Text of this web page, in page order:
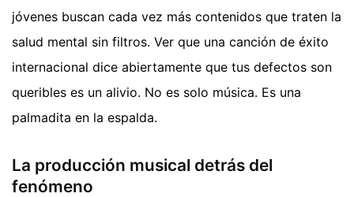
jóvenes buscan cada vez más contenidos que traten la
salud mental sin filtros. Ver que una canción de éxito
internacional dice abiertamente que tus defectos son
queribles es un alivio. No es solo música. Es una
palmadita en la espalda.
La producción musical detrás del
fenómeno